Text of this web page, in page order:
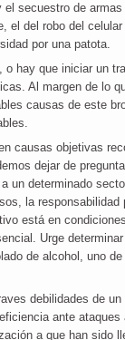
secuestro de
el del robo del
por una patota.
hay que iniciar un
Al margen de lo
causas de este
causas objetivas
dejar de
un determinado
la responsabilidad
está en
Urge
de alcohol, uno
debilidades de
ante ataques
a que han sido